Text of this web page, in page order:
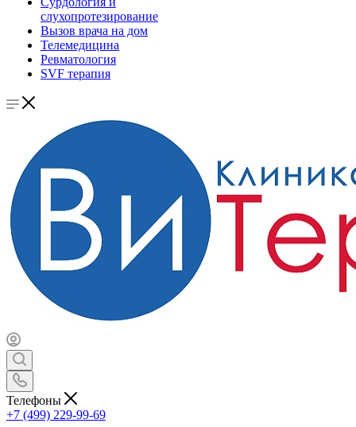
слухопротезирование
Вызов врача на дом
Телемедицина
Ревматология
SVF терапия
Телефоны
+7 (499) 229-99-69